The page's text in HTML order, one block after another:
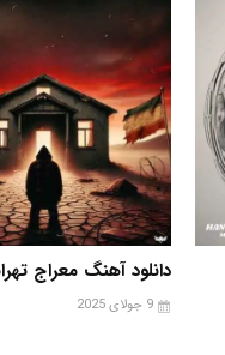
دانلود آهنگ معراج
9 جولای 2025